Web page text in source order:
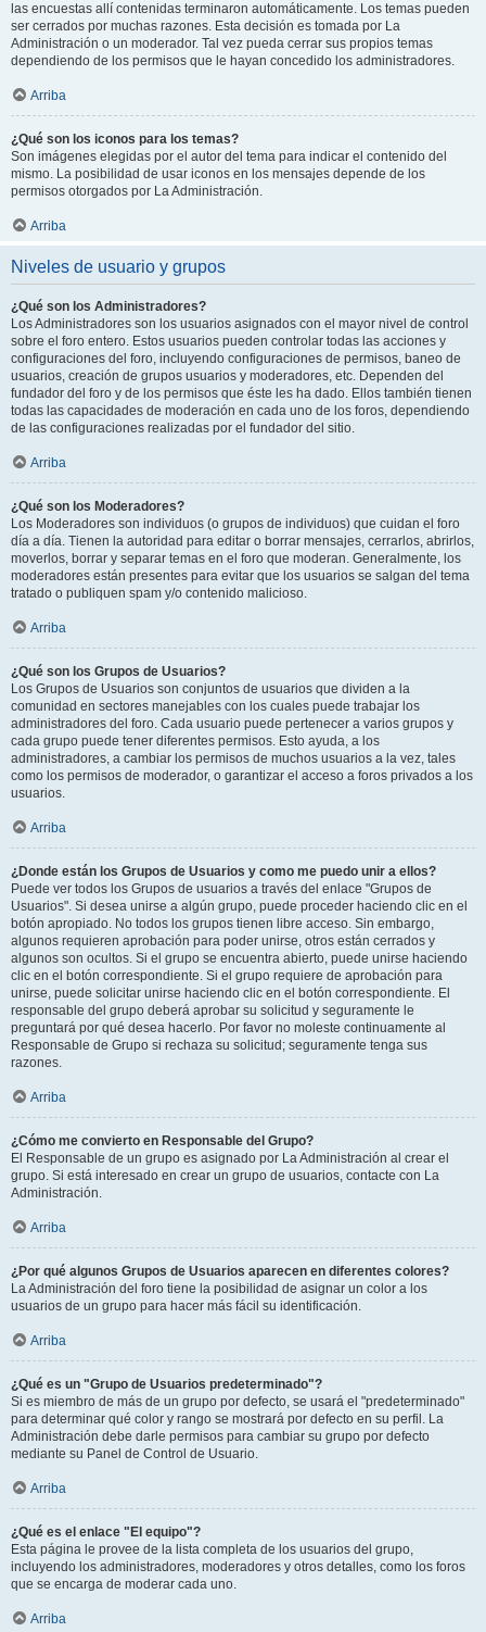
las encuestas allí contenidas terminaron automáticamente. Los temas pueden
ser cerrados por muchas razones. Esta decisión es tomada por La
Administración o un moderador. Tal vez pueda cerrar sus propios temas
dependiendo de los permisos que le hayan concedido los administradores.
Arriba
¿Qué son los iconos para los temas?
Son imágenes elegidas por el autor del tema para indicar el contenido del
mismo. La posibilidad de usar iconos en los mensajes depende de los
permisos otorgados por La Administración.
Arriba
Niveles de usuario y grupos
¿Qué son los Administradores?
Los Administradores son los usuarios asignados con el mayor nivel de control
sobre el foro entero. Estos usuarios pueden controlar todas las acciones y
configuraciones del foro, incluyendo configuraciones de permisos, baneo de
usuarios, creación de grupos usuarios y moderadores, etc. Dependen del
fundador del foro y de los permisos que éste les ha dado. Ellos también tienen
todas las capacidades de moderación en cada uno de los foros, dependiendo
de las configuraciones realizadas por el fundador del sitio.
Arriba
¿Qué son los Moderadores?
Los Moderadores son individuos (o grupos de individuos) que cuidan el foro
día a día. Tienen la autoridad para editar o borrar mensajes, cerrarlos, abrirlos,
moverlos, borrar y separar temas en el foro que moderan. Generalmente, los
moderadores están presentes para evitar que los usuarios se salgan del tema
tratado o publiquen spam y/o contenido malicioso.
Arriba
¿Qué son los Grupos de Usuarios?
Los Grupos de Usuarios son conjuntos de usuarios que dividen a la
comunidad en sectores manejables con los cuales puede trabajar los
administradores del foro. Cada usuario puede pertenecer a varios grupos y
cada grupo puede tener diferentes permisos. Esto ayuda, a los
administradores, a cambiar los permisos de muchos usuarios a la vez, tales
como los permisos de moderador, o garantizar el acceso a foros privados a los
usuarios.
Arriba
¿Donde están los Grupos de Usuarios y como me puedo unir a ellos?
Puede ver todos los Grupos de usuarios a través del enlace "Grupos de
Usuarios". Si desea unirse a algún grupo, puede proceder haciendo clic en el
botón apropiado. No todos los grupos tienen libre acceso. Sin embargo,
algunos requieren aprobación para poder unirse, otros están cerrados y
algunos son ocultos. Si el grupo se encuentra abierto, puede unirse haciendo
clic en el botón correspondiente. Si el grupo requiere de aprobación para
unirse, puede solicitar unirse haciendo clic en el botón correspondiente. El
responsable del grupo deberá aprobar su solicitud y seguramente le
preguntará por qué desea hacerlo. Por favor no moleste continuamente al
Responsable de Grupo si rechaza su solicitud; seguramente tenga sus
razones.
Arriba
¿Cómo me convierto en Responsable del Grupo?
El Responsable de un grupo es asignado por La Administración al crear el
grupo. Si está interesado en crear un grupo de usuarios, contacte con La
Administración.
Arriba
¿Por qué algunos Grupos de Usuarios aparecen en diferentes colores?
La Administración del foro tiene la posibilidad de asignar un color a los
usuarios de un grupo para hacer más fácil su identificación.
Arriba
¿Qué es un "Grupo de Usuarios predeterminado"?
Si es miembro de más de un grupo por defecto, se usará el "predeterminado"
para determinar qué color y rango se mostrará por defecto en su perfil. La
Administración debe darle permisos para cambiar su grupo por defecto
mediante su Panel de Control de Usuario.
Arriba
¿Qué es el enlace "El equipo"?
Esta página le provee de la lista completa de los usuarios del grupo,
incluyendo los administradores, moderadores y otros detalles, como los foros
que se encarga de moderar cada uno.
Arriba